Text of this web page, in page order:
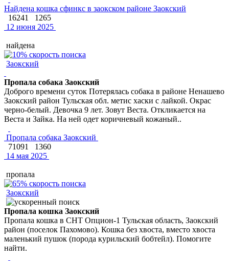
Найдена кошка сфинкс в заокском районе Заокский
16241
1265
12 июня 2025
найдена
Заокский
Пропала собака Заокский
Доброго времени суток Потерялась собака в районе Ненашево
Заокский район Тульская обл. метис хаски с лайкой. Окрас
черно-белый. Девочка 9 лет. Зовут Веста. Откликается на
Веста и Зайка. На ней одет коричневый кожаный..
Пропала собака Заокский
71091
1360
14 мая 2025
пропала
Заокский
Пропала кошка Заокский
Пропала кошка в СНТ Опцион-1 Тульская область, Заокский
район (поселок Пахомово). Кошка без хвоста, вместо хвоста
маленький пушок (порода курильский бобтейл). Помогите
найти.